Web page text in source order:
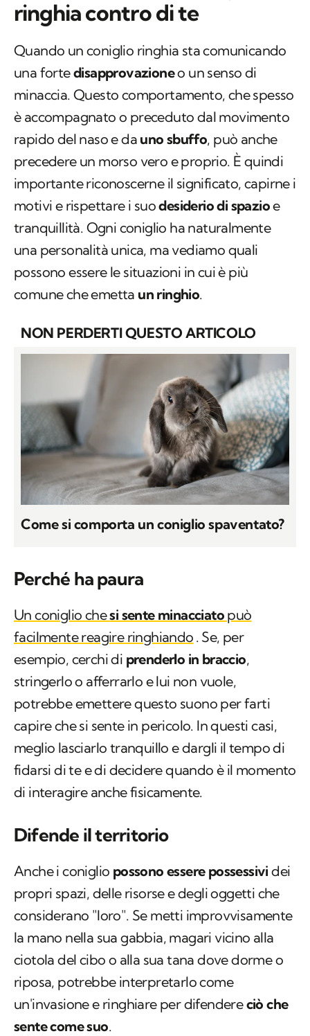
ringhia contro di te
Quando un coniglio ringhia sta comunicando
una fortedisapprovazioneo un senso di
minaccia. Questo comportamento, che spesso
è accompagnato o preceduto dal movimento
rapido del naso e da uno sbuffo, può anche
precedere un morso vero e proprio. È quindi
importante riconoscerne il significato, capirne i
motivi e rispettare i suodesiderio di spazioe
tranquillità. Ogni coniglio ha naturalmente
una personalità unica, ma vediamo quali
possono essere le situazioni in cui è più
comune che emetta un ringhio.
NON PERDERTI QUESTO ARTICOLO
Come si comporta un coniglio spaventato?
Perché ha paura
Un coniglio chesi sente minacciato può
facilmente reagire ringhiando . Se, per
esempio, cerchi di prenderlo in braccio,
stringerlo o afferrarlo e lui non vuole,
potrebbe emettere questo suono per farti
capire che si sente in pericolo. In questi casi,
meglio lasciarlo tranquillo e dargli il tempo di
fidarsi di te e di decidere quando è il momento
di interagire anche fisicamente.
Difende il territorio
Anche i coniglio possono essere possessivi dei
propri spazi, delle risorse e degli oggetti che
considerano "loro". Se metti improvvisamente
la mano nella sua gabbia, magari vicino alla
ciotola del cibo o alla sua tana dove dorme o
riposa, potrebbe interpretarlo come
un'invasione e ringhiare per difendereciò che
sente come suo.